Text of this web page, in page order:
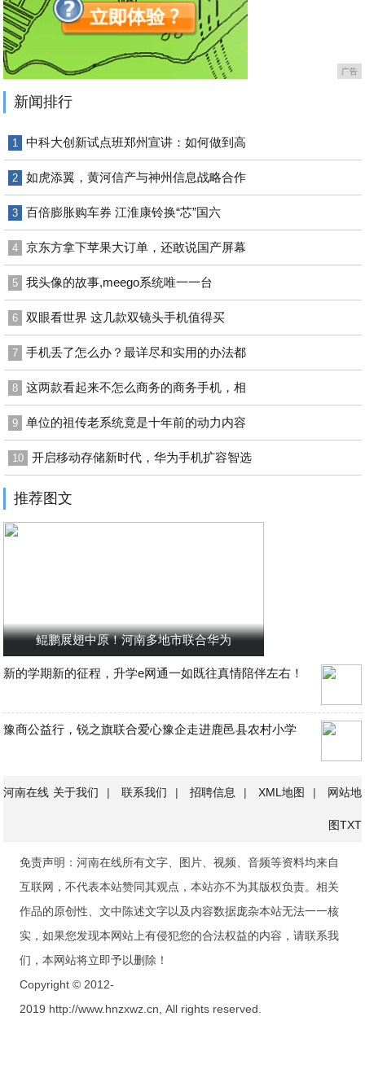
广告
新闻排行
1 中科大创新试点班郑州宣讲：如何做到高
2 如虎添翼，黄河信产与神州信息战略合作
3 百倍膨胀购车券 江淮康铃换“芯”国六
4 京东方拿下苹果大订单，还敢说国产屏幕
5 我头像的故事,meego系统唯一一台
6 双眼看世界 这几款双镜头手机值得买
7 手机丢了怎么办？最详尽和实用的办法都
8 这两款看起来不怎么商务的商务手机，相
9 单位的祖传老系统竟是十年前的动力内容
10 开启移动存储新时代，华为手机扩容智选
推荐图文
鲲鹏展翅中原！河南多地市联合华为
新的学期新的征程，升学e网通一如既往真情陪伴左右！
豫商公益行，锐之旗联合爱心豫企走进鹿邑县农村小学
河南在线 关于我们 | 联系我们 | 招聘信息 | XML地图 | 网站地
图TXT
免责声明：河南在线所有文字、图片、视频、音频等资料均来自
互联网，不代表本站赞同其观点，本站亦不为其版权负责。相关
作品的原创性、文中陈述文字以及内容数据庞杂本站无法一一核
实，如果您发现本网站上有侵犯您的合法权益的内容，请联系我
们，本网站将立即予以删除！
Copyright © 2012-
2019 http://www.hnzxwz.cn, All rights reserved.